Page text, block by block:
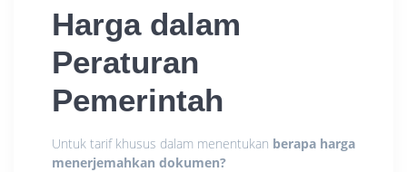
Harga dalam
Peraturan
Pemerintah
Untuk tarif khusus dalam menentukan berapa harga
menerjemahkan dokumen?